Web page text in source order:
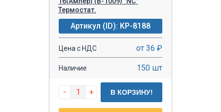
Термостат.
Артикул (ID): KP-8188
Цена с НДС от 36 ₽
Наличие 150 шт
- + В КОРЗИНУ!